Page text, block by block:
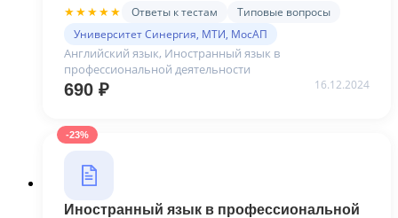
СЕМЕСТР – ответы на тест Синергия
★★★★★ Ответы к тестам
Типовые вопросы
Университет Синергия, МТИ, МосАП
Английский язык, Иностранный язык в
профессиональной деятельности
690 ₽ 16.12.2024
-23%
Иностранный язык в профессиональной